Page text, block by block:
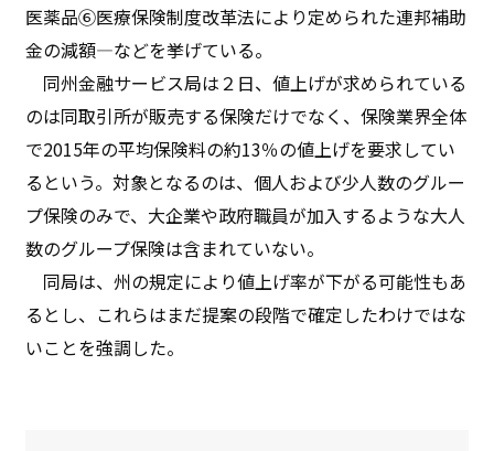
医薬品⑥医療保険制度改革法により定められた連邦補助
金の減額―などを挙げている。
同州金融サービス局は２日、値上げが求められている
のは同取引所が販売する保険だけでなく、保険業界全体
で2015年の平均保険料の約13％の値上げを要求してい
るという。対象となるのは、個人および少人数のグルー
プ保険のみで、大企業や政府職員が加入するような大人
数のグループ保険は含まれていない。
同局は、州の規定により値上げ率が下がる可能性もあ
るとし、これらはまだ提案の段階で確定したわけではな
いことを強調した。